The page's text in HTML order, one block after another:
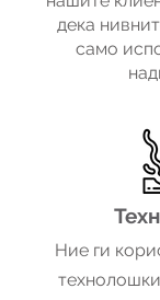
дека
само
Ние ги